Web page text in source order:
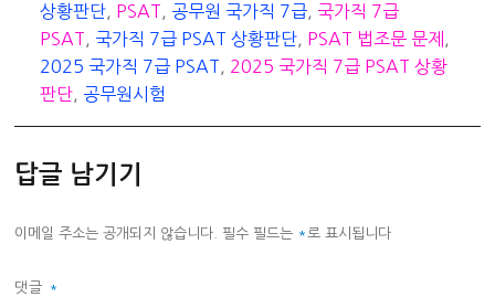
테
고
리
그
상황판단, PSAT, 공무원 국가직 7급, 국가직 7급
PSAT, 국가직 7급 PSAT 상황판단, PSAT 법조문 문제 ,
2025 국가직 7급 PSAT, 2025 국가직 7급 PSAT 상황
판단, 공무원시험
답글 남기기
이메일 주소는 공개되지 않습니다. 필수 필드는 *로 표시됩니다
댓글 *